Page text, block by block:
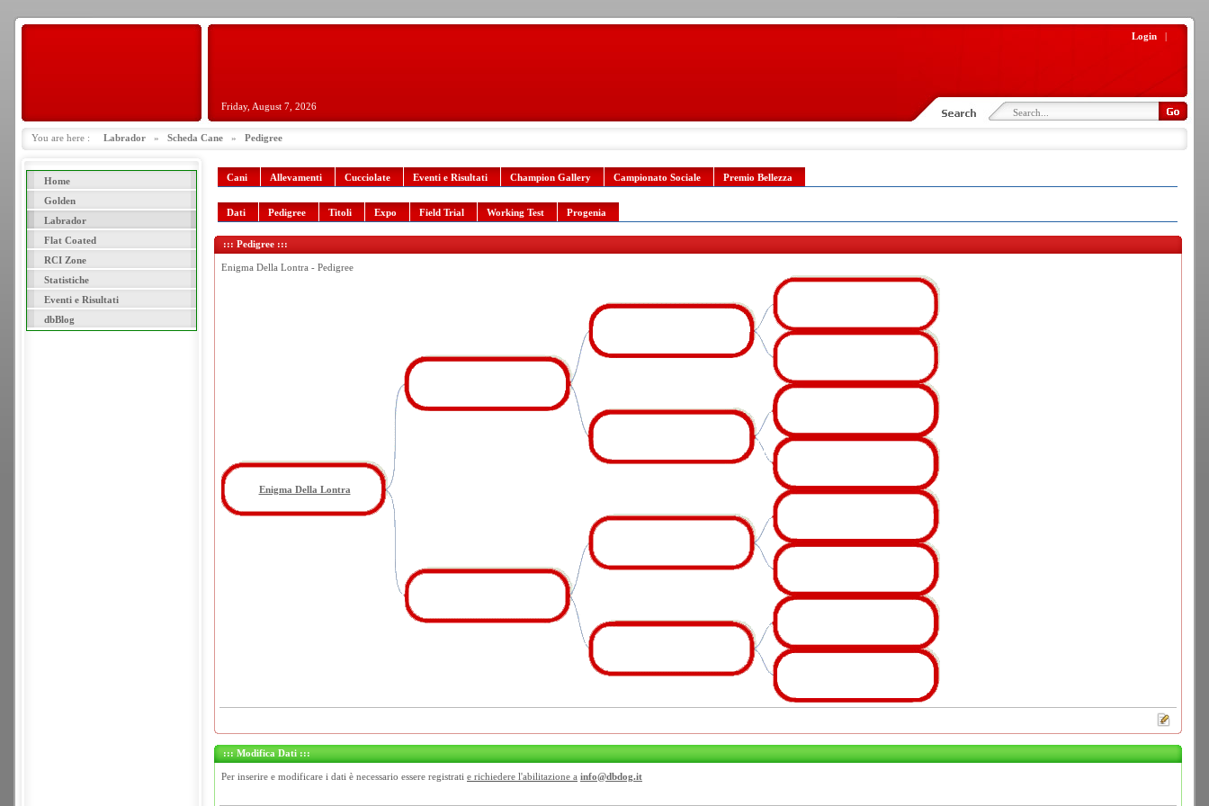
Login |
Friday, August 7, 2026
You are here : Labrador » Scheda Cane » Pedigree
Home
Golden
Labrador
Flat Coated
RCI Zone
Statistiche
Eventi e Risultati
dbBlog
Cani Allevamenti Cucciolate Eventi e Risultati Champion Gallery Campionato Sociale Premio Bellezza
Dati Pedigree Titoli Expo Field Trial Working Test Progenia
::: Pedigree :::
Enigma Della Lontra - Pedigree
Enigma Della Lontra
::: Modifica Dati :::
Per inserire e modificare i dati è necessario essere registrati e richiedere l'abilitazione a info@dbdog.it